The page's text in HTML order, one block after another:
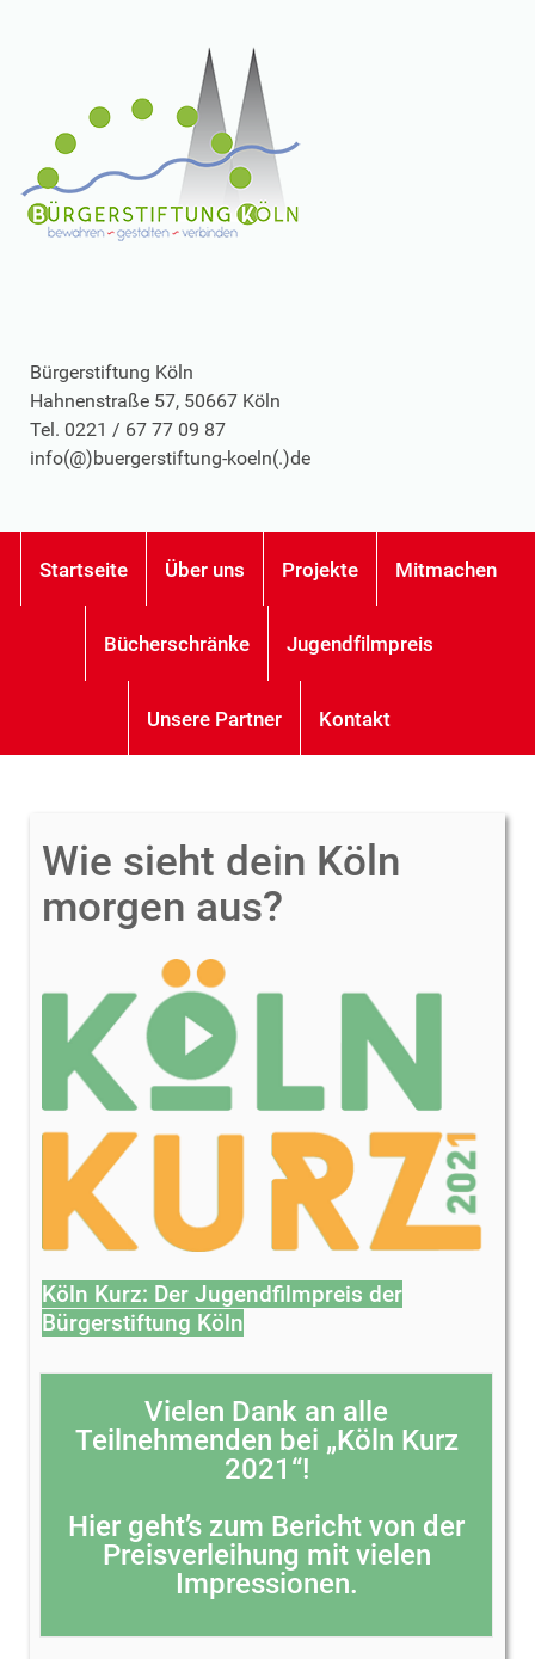
Bürgerstiftung Köln
Hahnenstraße 57, 50667 Köln
Tel. 0221 / 67 77 09 87
info(@)buergerstiftung-koeln(.)de
Startseite Über uns Projekte Mitmachen
Bücherschränke Jugendfilmpreis
Unsere Partner Kontakt
Wie sieht dein Köln
morgen aus?
Köln Kurz: Der Jugendfilmpreis der
Bürgerstiftung Köln
Vielen Dank an alle
Teilnehmenden bei „Köln Kurz
2021“!
Hier geht’s zum Bericht von der
Preisverleihung mit vielen
Impressionen.